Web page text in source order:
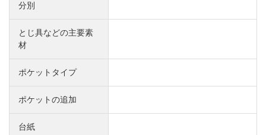
分別
とじ具などの主要素
材
ポケットタイプ
ポケットの追加
台紙